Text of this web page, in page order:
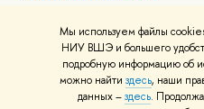
Мы используем файлы
НИУ ВШЭ и большего
подробную информацию об
можно найти здесь, наши
данных –здесь.
Единая платежная страница